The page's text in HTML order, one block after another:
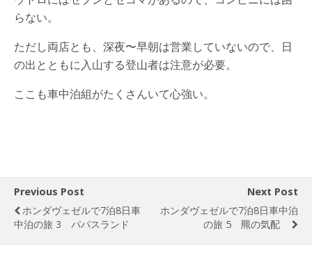
らない。
ただし両店とも、深夜〜早朝は営業していないので、日
の出とともに入山する登山者は注意が必要。
ここも車中泊組がたくさんいて心強い。
Previous Post
ホンダヴェゼルで7泊8日車
中泊の旅 3 パパスランド
Next Post
ホンダヴェゼルで7泊8日車中泊
の旅 5 羆の気配